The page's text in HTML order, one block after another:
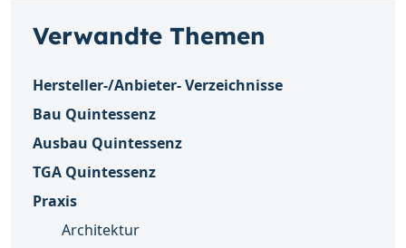
Verwandte Themen
Hersteller-/Anbieter- Verzeichnisse
Bau Quintessenz
Ausbau Quintessenz
TGA Quintessenz
Praxis
Architektur